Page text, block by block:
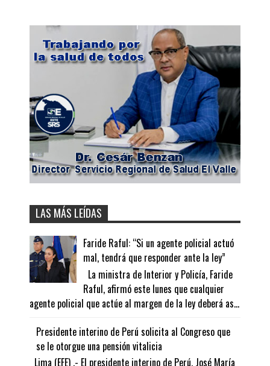
LAS MÁS LEÍDAS
Faride Raful: “Si un agente policial actuó
mal, tendrá que responder ante la ley”
La ministra de Interior y Policía, Faride
Raful, afirmó este lunes que cualquier
agente policial que actúe al margen de la ley deberá as...
Presidente interino de Perú solicita al Congreso que
se le otorgue una pensión vitalicia
Lima (EFE) .- El presidente interino de Perú, José María